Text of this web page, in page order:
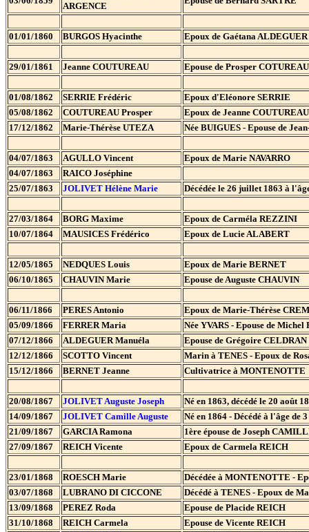
ARGENCE
01/01/1860 BURGOS Hyacinthe Epoux de Gaétana ALDEGUER
29/01/1861 Jeanne COUTUREAU Epouse de Prosper COTUREAU
01/08/1862 SERRIE Frédéric
Epoux d'Eléonore SERRIE
05/08/1862
COUTUREAU Prosper
Epoux de Jeanne COUTUREAU
17/12/1862
Marie-Thérèse UTEZA Née BUIGUES - Epouse de
04/07/1863 AGULLO Vincent
Epoux de Marie NAVARRO
04/07/1863
RAICO Joséphine
25/07/1863
JOLIVET Hélène Marie Décédée le 26 juillet 1863 à
27/03/1864 BORG Maxime
Epoux de Carméla REZZINI
10/07/1864
MAUSICES Frédérico Epoux de Lucie ALABERT
12/05/1865 NEDQUES Louis
Epoux de Marie BERNET
06/10/1865
CHAUVIN Marie Epouse de Auguste CHAUVIN
06/11/1866 PERES Antonio
Epoux de Marie-Thérèse
05/09/1866
FERRER Maria
Née YVARS - Epouse de Michel
07/12/1866
ALDEGUER Manuéla
Epouse de Grégoire CELDRAN
12/12/1866
SCOTTO Vincent
Marin à TENES - Epoux de
15/12/1866
BERNET Jeanne Cultivatrice à MONTENOTTE
20/08/1867 JOLIVET Auguste Joseph
Né en 1863, décédé le 20 août
14/09/1867
JOLIVET Camille Auguste
Né en 1864 - Décédé à l'âge de
21/09/1867
GARCIA Ramona
1ère épouse de Joseph
27/09/1867
REICH Vicente Epoux de Carmela REICH
23/01/1868 ROESCH Marie
Décédée à MONTENOTTE -
03/07/1868
LUBRANO DI CICCONE
Décédé à TENES - Epoux de
13/09/1868
PEREZ Roda
Epouse de Placide REICH
31/10/1868
REICH Carmela
Epouse de Vicente REICH